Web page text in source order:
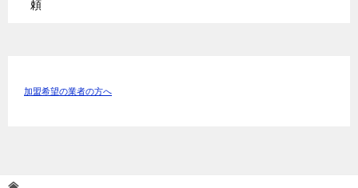
頼
加盟希望の業者の方へ